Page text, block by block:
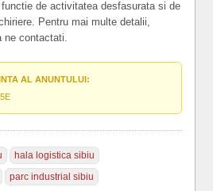
de activitatea desfasurata si de
Pentru mai multe detalii,
ne contactati.
AL ANUNTULUI:
hala logistica sibiu
parc industrial sibiu